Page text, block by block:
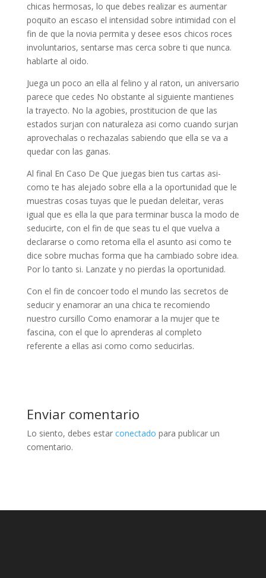
chicas hermosas, lo que debes realizar es aumentar
poquito an escaso el intensidad sobre intimidad con el
fin de que la novia permita y desee esos chicos roces
involuntarios, sentarse mas cerca sobre ti que nunca.
hablarte al oido.
Juega un poco an ella al felino y al raton, un aniversario
parece que cedes No obstante al siguiente mantienes
la trayecto. No la agobies, prostitucion de que las
estados surjan con naturaleza asi­ como cuando surjan
aprovechalas o rechazalas sabiendo que ella se va a
quedar con las ganas.
Al final En Caso De Que juegas bien tus cartas asi­
como te has alejado sobre ella a la oportunidad que le
muestras cosas tuyas que le puedan deleitar, veras
igual que es ella la que para terminar busca la modo de
seducirte, con el fin de que seas tu el que vuelva a
declararse o como retoma ella el asunto asi­ como te
dice sobre muchas forma que ha cambiado sobre idea.
Por lo tanto si. Lanzate y no pierdas la oportunidad.
Con el fin de concoer todo el mundo las secretos de
seducir y enamorar an una chica te recomiendo
nuestro cursillo Como enamorar a la mujer que te
fascina, con el que lo aprenderas al completo
referente a ellas asi­ como como seducirlas.
Enviar comentario
Lo siento, debes estar conectado para publicar un
comentario.